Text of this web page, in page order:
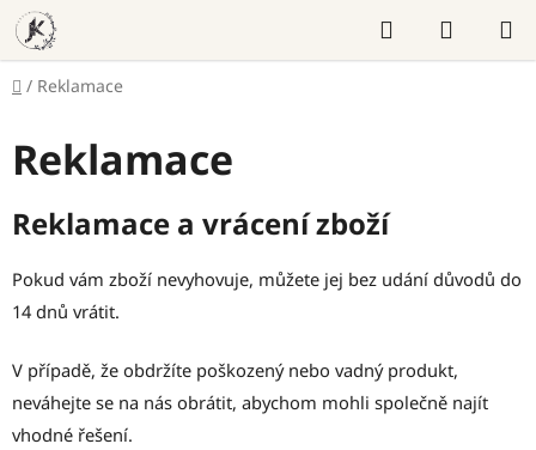
Přejít
na
obsah
Hledat
KOŠÍK
Domů
/ Reklamace
Reklamace
Reklamace a vrácení zboží
Pokud vám zboží nevyhovuje, můžete jej bez udání důvodů do
14 dnů vrátit.
V případě, že obdržíte poškozený nebo vadný produkt,
neváhejte se na nás obrátit, abychom mohli společně najít
vhodné řešení.